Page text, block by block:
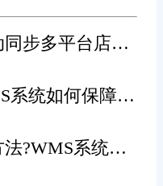
步多平台店铺
系统如何保障发
?WMS系统能